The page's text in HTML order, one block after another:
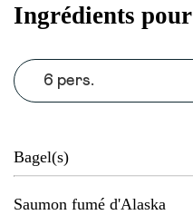
Ingrédients pour
6 pers.
Bagel(s)
Saumon fumé d'Alaska